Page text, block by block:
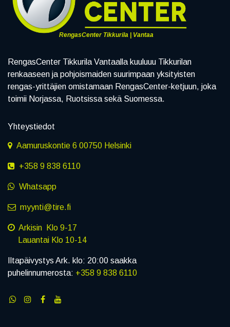
RengasCenter Tikkurila | Vantaa
RengasCenter Tikkurila Vantaalla kuuluuu Tikkurilan
renkaaseen ja pohjoismaiden suurimpaan yksityisten
rengas-yrittäjien omistamaan RengasCenter-ketjuun, joka
toimii Norjassa, Ruotsissa sekä Suomessa.
Yhteystiedot
Aamuruskontie 6 00750 Helsinki
+358 9 838 6110
Whatsapp
myynti@tire.fi
Arkisin Klo 9-17
Lauantai Klo 10-14
Iltapäivystys Ark. klo: 20:00 saakka
puhelinnumerosta: +358 9 838 6110